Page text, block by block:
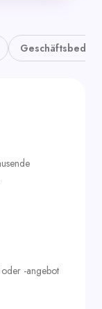
-angebot